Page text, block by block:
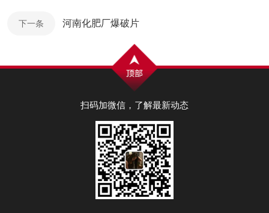
下一条 河南化肥厂爆破片
扫码加微信，了解最新动态